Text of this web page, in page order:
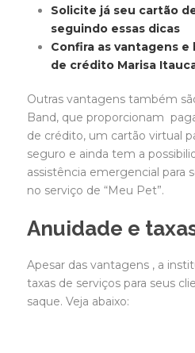
Solicite já seu cartão
seguindo essas dicas
Confira as vantagens
de crédito Marisa
Outras vantagens também
Band, que proporcionam
de crédito, um cartão virtual
seguro e ainda tem a
assistência emergencial para
no serviço de “Meu Pet”.
Anuidade e
Apesar das vantagens , a
taxas de serviços para seus
saque. Veja abaixo: